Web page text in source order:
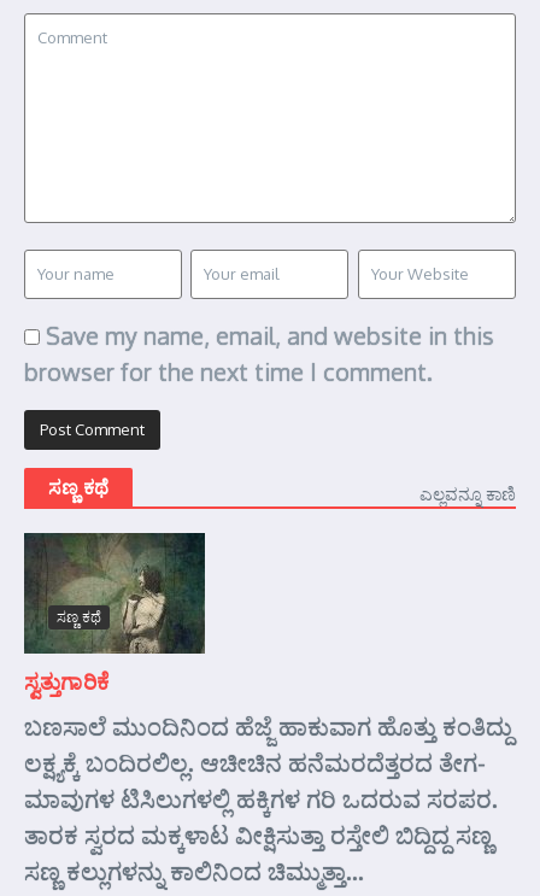
Save my name, email, and website in this
browser for the next time I comment.
ಸಣ್ಣ ಕಥೆ ಎಲ್ಲವನ್ನೂ ಕಾಣಿ
ಸಣ್ಣ ಕಥೆ
ಸ್ವತ್ತುಗಾರಿಕೆ
ಬಣಸಾಲೆ ಮುಂದಿನಿಂದ ಹೆಜ್ಜೆ ಹಾಕುವಾಗ ಹೊತ್ತು ಕಂತಿದ್ದು
ಲಕ್ಷ್ಯಕ್ಕೆ ಬಂದಿರಲಿಲ್ಲ. ಆಚೀಚಿನ ಹನೆಮರದೆತ್ತರದ ತೇಗ-
ಮಾವುಗಳ ಟಿಸಿಲುಗಳಲ್ಲಿ ಹಕ್ಕಿಗಳ ಗರಿ ಒದರುವ ಸರಪರ.
ತಾರಕ ಸ್ವರದ ಮಕ್ಕಳಾಟ ವೀಕ್ಷಿಸುತ್ತಾ ರಸ್ತೇಲಿ ಬಿದ್ದಿದ್ದ ಸಣ್ಣ
ಸಣ್ಣ ಕಲ್ಲುಗಳನ್ನು ಕಾಲಿನಿಂದ ಚಿಮ್ಮುತ್ತಾ...